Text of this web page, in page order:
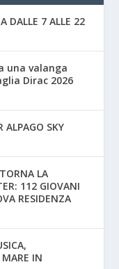
DALLE 7 ALLE 22
una valanga
Dirac 2026
SKY
LA
112 GIOVANI
RESIDENZA
IN